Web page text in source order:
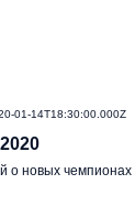
01-14T18:30:00.000Z
о новых чемпионах